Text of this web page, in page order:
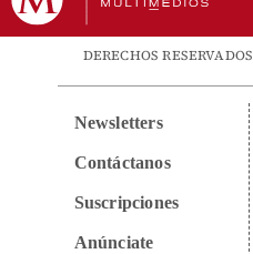
DERECHOS
Newsletters
Contáctanos
Suscripciones
Anúnciate